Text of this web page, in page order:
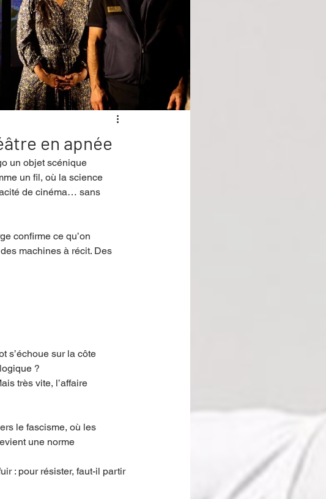
en apnée
un objet scénique
un fil, où la science
de cinéma… sans
confirme ce qu’on
machines à récit. Des
s’échoue sur la côte
?
très vite, l’affaire
le fascisme, où les
une norme
: pour résister, faut-il partir